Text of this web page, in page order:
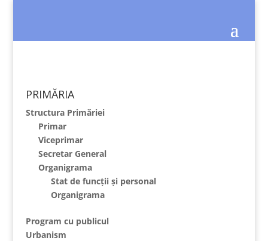
PRIMĂRIA
Structura Primăriei
Primar
Viceprimar
Secretar General
Organigrama
Stat de funcții și personal
Organigrama
Program cu publicul
Urbanism